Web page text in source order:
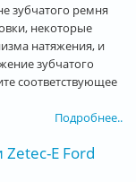
зубчатого ремня
некоторые
натяжения, и
зубчатого
соответствующее
Подробнее..
E Ford